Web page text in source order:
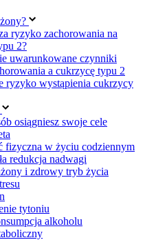
ryzyko zachorowania na
2?
uwarunkowane czynniki
a cukrzycę typu 2
ryzyko wystąpienia cukrzycy
osiągniesz swoje cele
fizyczna w życiu codziennym
redukcja nadwagi
i zdrowy tryb życia
tytoniu
alkoholu